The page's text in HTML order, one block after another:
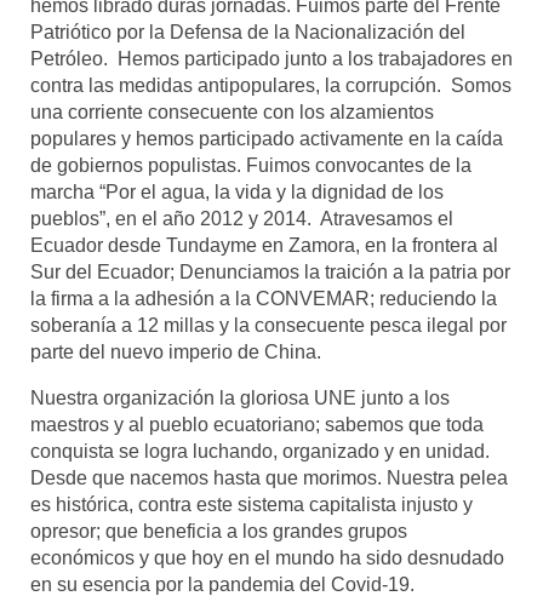
hemos librado duras jornadas. Fuimos parte del Frente
Patriótico por la Defensa de la Nacionalización del
Petróleo. Hemos participado junto a los trabajadores en
contra las medidas antipopulares, la corrupción. Somos
una corriente consecuente con los alzamientos
populares y hemos participado activamente en la caída
de gobiernos populistas. Fuimos convocantes de la
marcha “Por el agua, la vida y la dignidad de los
pueblos”, en el año 2012 y 2014. Atravesamos el
Ecuador desde Tundayme en Zamora, en la frontera al
Sur del Ecuador; Denunciamos la traición a la patria por
la firma a la adhesión a la CONVEMAR; reduciendo la
soberanía a 12 millas y la consecuente pesca ilegal por
parte del nuevo imperio de China.
Nuestra organización la gloriosa UNE junto a los
maestros y al pueblo ecuatoriano; sabemos que toda
conquista se logra luchando, organizado y en unidad.
Desde que nacemos hasta que morimos. Nuestra pelea
es histórica, contra este sistema capitalista injusto y
opresor; que beneficia a los grandes grupos
económicos y que hoy en el mundo ha sido desnudado
en su esencia por la pandemia del Covid-19.